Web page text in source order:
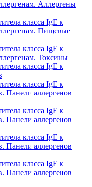
Аллергены
класса IgE к
Пищевые
класса IgE к
Токсины
класса IgE к
класса IgE к
Панели аллергенов
класса IgE к
Панели аллергенов
класса IgE к
Панели аллергенов
класса IgE к
Панели аллергенов